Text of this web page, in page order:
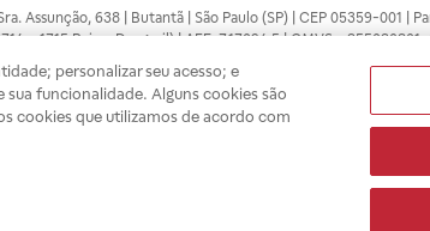
Assunção, 638 | Butantã | São Paulo (SP) | CEP 05359-001 |
e 1715 Raia e Drogasil) | AFE: 7.17094.5 | CMVS -
da área médica. Somente o médico está apto a
no site são válidos apenas para compras feitas
possa realizar suas compras com tranquilidade. A
personalizar seu acesso; e
funcionalidade. Alguns cookies são
cookies que utilizamos de acordo com